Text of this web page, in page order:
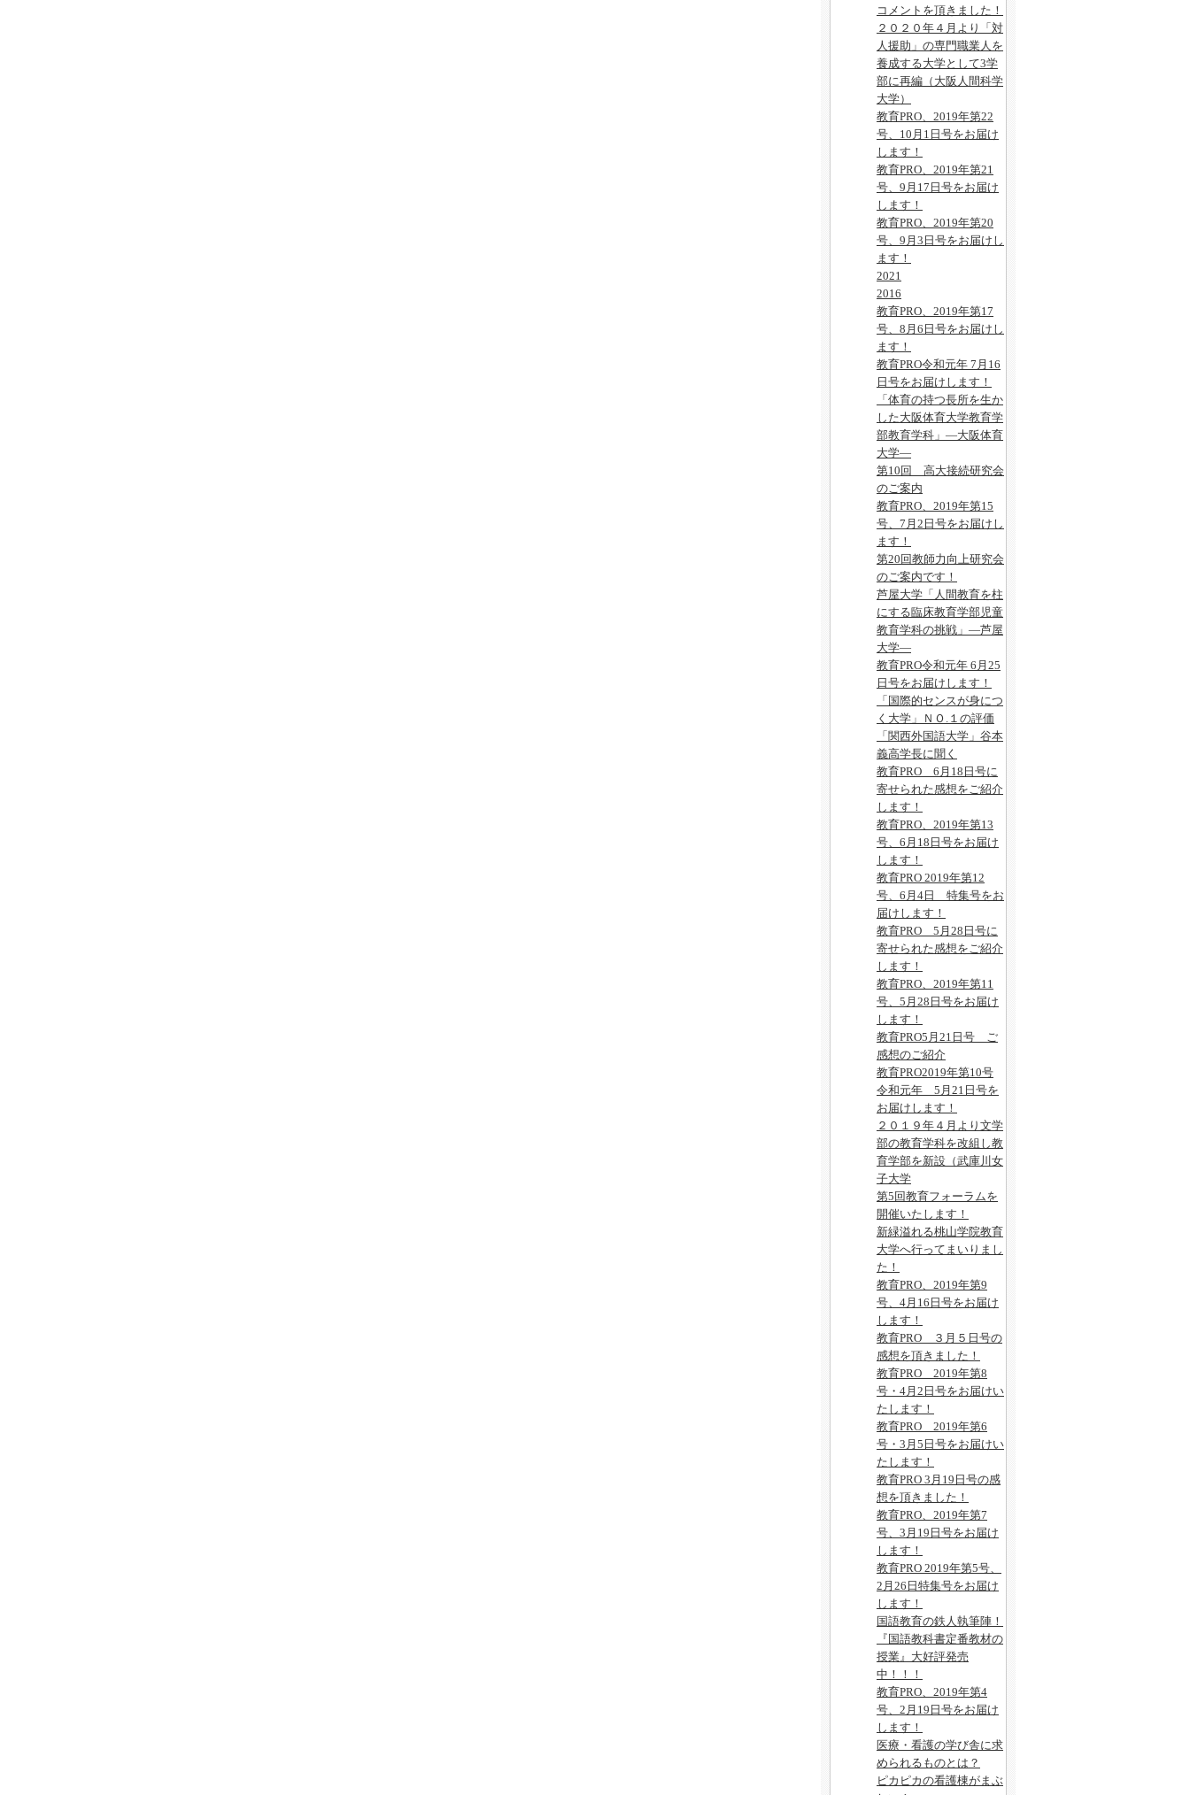
コメントを頂きました！
２０２０年４月より「対
人援助」の専門職業人を
養成する大学として3学
部に再編（大阪人間科学
大学）
教育PRO、2019年第22
号、10月1日号をお届け
します！
教育PRO、2019年第21
号、9月17日号をお届け
します！
教育PRO、2019年第20
号、9月3日号をお届けし
ます！
2021
2016
教育PRO、2019年第17
号、8月6日号をお届けし
ます！
教育PRO令和元年 7月16
日号をお届けします！
「体育の持つ長所を生か
した大阪体育大学教育学
部教育学科」―大阪体育
大学―
第10回 高大接続研究会
のご案内
教育PRO、2019年第15
号、7月2日号をお届けし
ます！
第20回教師力向上研究会
のご案内です！
芦屋大学「人間教育を柱
にする臨床教育学部児童
教育学科の挑戦」―芦屋
大学―
教育PRO令和元年 6月25
日号をお届けします！
「国際的センスが身につ
く大学」ＮＯ.１の評価
「関西外国語大学」谷本
義高学長に聞く
教育PRO 6月18日号に
寄せられた感想をご紹介
します！
教育PRO、2019年第13
号、6月18日号をお届け
します！
教育PRO 2019年第12
号、6月4日 特集号をお
届けします！
教育PRO 5月28日号に
寄せられた感想をご紹介
します！
教育PRO、2019年第11
号、5月28日号をお届け
します！
教育PRO5月21日号 ご
感想のご紹介
教育PRO2019年第10号
令和元年 5月21日号を
お届けします！
２０１９年４月より文学
部の教育学科を改組し教
育学部を新設（武庫川女
子大学
第5回教育フォーラムを
開催いたします！
新緑溢れる桃山学院教育
大学へ行ってまいりまし
た！
教育PRO、2019年第9
号、4月16日号をお届け
します！
教育PRO ３月５日号の
感想を頂きました！
教育PRO 2019年第8
号・4月2日号をお届けい
たします！
教育PRO 2019年第6
号・3月5日号をお届けい
たします！
教育PRO 3月19日号の感
想を頂きました！
教育PRO、2019年第7
号、3月19日号をお届け
します！
教育PRO 2019年第5号、
2月26日特集号をお届け
します！
国語教育の鉄人執筆陣！
『国語教科書定番教材の
授業』大好評発売
中！！！
教育PRO、2019年第4
号、2月19日号をお届け
します！
医療・看護の学び舎に求
められるものとは？
ピカピカの看護棟がまぶ